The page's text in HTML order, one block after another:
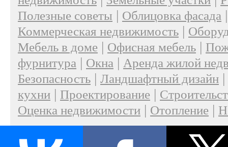
Полезные советы | Облицовка фасада
Коммерческая недвижимость |
Мебель в доме | Офисная мебель |
фурнитура | Окна | Аренда жилой
Безопасность | Ландшафтный дизайн |
кухни | Проектирование |
Оценка недвижимости | Отопление |
О проекте|